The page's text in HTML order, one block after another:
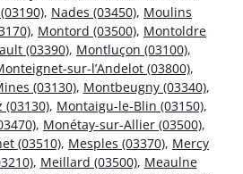
, Nades (03450), Moulins
, Montord (03500), Montoldre
(03390), Montluçon (03100),
sur-l’Andelot (03800),
(03130), Montbeugny (03340),
(03130), Montaigu-le-Blin (03150),
, Monétay-sur-Allier (03500),
(03510), Mesples (03370), Mercy
, Meillard (03500), Meaulne